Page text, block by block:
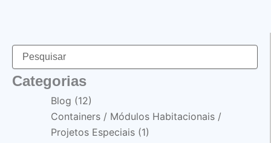
Categorias
Blog (12)
Containers / Módulos Habitacionais /
Projetos Especiais(1)